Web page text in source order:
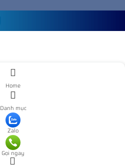
Home
Danh mục
Zalo
Gọi ngay